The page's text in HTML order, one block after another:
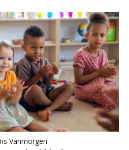
Vanmorgen
VPS (NIRPA PE)
Praehep
Praktijkdiploma Loonadministratie (PDL®)
Praehep
Cursus Van salarisadministrateur naar beloningsadviseur (basis)